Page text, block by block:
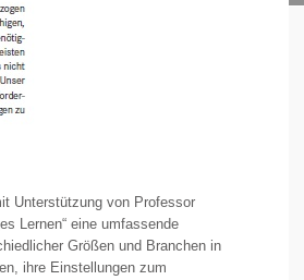
Unterstützung von Professor
Lernen“ eine umfassende
Größen und Branchen in
ihre Einstellungen zum